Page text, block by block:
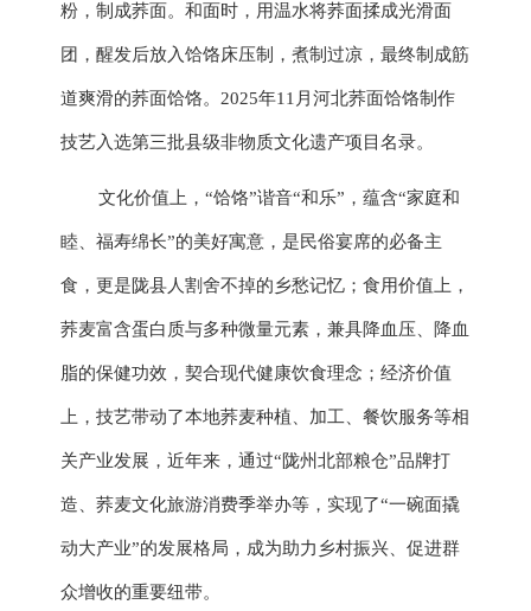
粉，制成荞面。和面时，用温水将荞面揉成光滑面
团，醒发后放入饸饹床压制，煮制过凉，最终制成筋
道爽滑的荞面饸饹。 2025年11月 河北荞面饸饹制作
技艺入选第三批县级非物质文化遗产项目名录。
文化价值上， “饸饹”谐音“和乐”，蕴含“家庭和
睦、福寿绵长”的美好寓意，是民俗宴席的必备主
食，更是陇县人割舍不掉的乡愁记忆；食用价值上，
荞麦富含蛋白质与多种微量元素，兼具降血压、降血
脂的保健功效，契合现代健康饮食理念；经济价值
上，技艺带动了本地荞麦种植、加工、餐饮服务等相
关产业发展， 近年来， 通过“陇州北部粮仓”品牌打
造、荞麦文化旅游消费季举办等，实现了“一碗面撬
动大产业”的发展格局，成为助力乡村振兴、促进群
众增收的重要纽带。